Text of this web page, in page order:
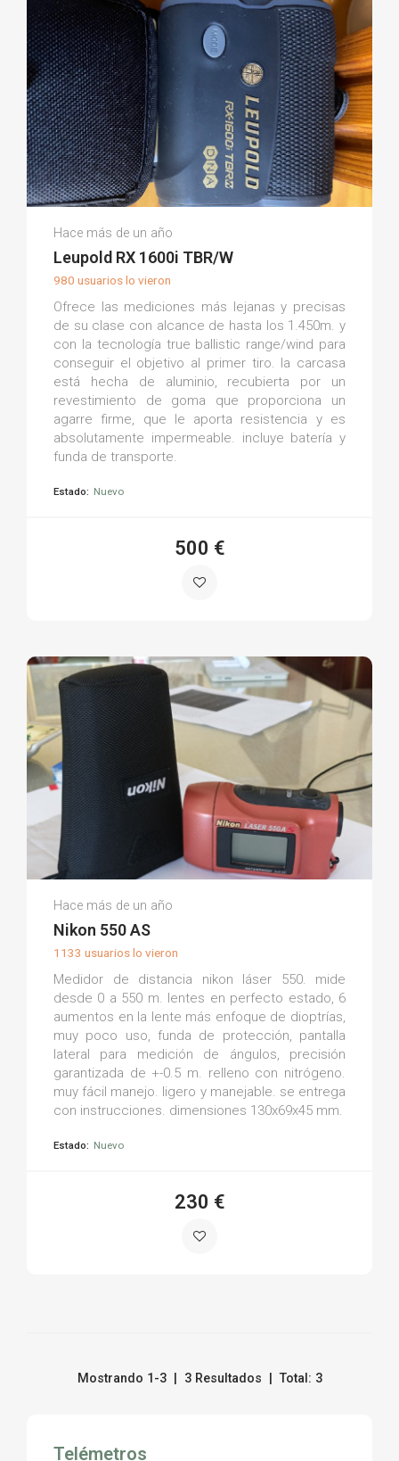
Pedro Rafael D.
(0)
Hace más de un año
Leupold RX 1600i TBR/W
980 usuarios lo vieron
Ofrece las mediciones más lejanas y precisas
de su clase con alcance de hasta los 1.450m. y
con la tecnología true ballistic range/wind para
conseguir el objetivo al primer tiro. la carcasa
está hecha de aluminio, recubierta por un
revestimiento de goma que proporciona un
agarre firme, que le aporta resistencia y es
absolutamente impermeable. incluye batería y
funda de transporte.
Estado: Nuevo
500 €
Francisco Javier S.
Hace más de un año
Nikon 550 AS
1133 usuarios lo vieron
Medidor de distancia nikon láser 550. mide
desde 0 a 550 m. lentes en perfecto estado, 6
aumentos en la lente más enfoque de dioptrías,
muy poco uso, funda de protección, pantalla
lateral para medición de ángulos, precisión
garantizada de +-0.5 m. relleno con nitrógeno.
muy fácil manejo. ligero y manejable. se entrega
con instrucciones. dimensiones 130x69x45 mm.
Estado: Nuevo
230 €
Mostrando 1-3 | 3 Resultados | Total: 3
Telémetros